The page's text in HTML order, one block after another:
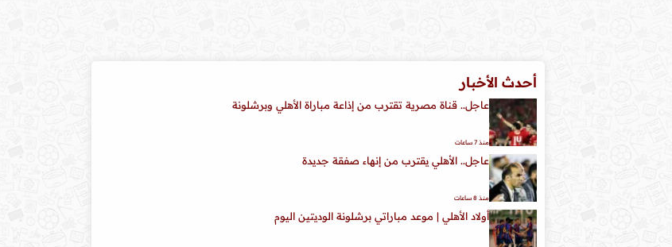
أحدث الأخبار
عاجل.. قناة مصرية تقترب من إذاعة مباراة الأهلي وبرشلونة
منذ 7 ساعات
عاجل.. الأهلي يقترب من إنهاء صفقة جديدة
منذ 8 ساعات
أولاد الأهلي | موعد مباراتي برشلونة الوديتين اليوم